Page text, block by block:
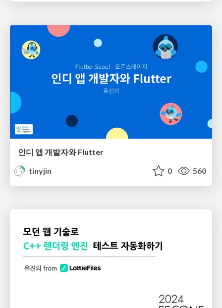
인디 앱 개발자와 Flutter
tinyjin
0 560